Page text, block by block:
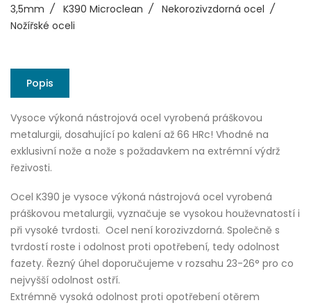
3,5mm / K390 Microclean / Nekorozivzdorná ocel /
Nožířské oceli
Popis
Vysoce výkoná nástrojová ocel vyrobená práškovou
metalurgii, dosahující po kalení až 66 HRc! Vhodné na
exklusivní nože a nože s požadavkem na extrémní výdrž
řezivosti.
Ocel K390 je vysoce výkoná nástrojová ocel vyrobená
práškovou metalurgii, vyznačuje se vysokou houževnatostí i
při vysoké tvrdosti. Ocel není korozivzdorná. Společně s
tvrdostí roste i odolnost proti opotřebení, tedy odolnost
fazety. Řezný úhel doporučujeme v rozsahu 23-26° pro co
nejvyšší odolnost ostří.
Extrémně vysoká odolnost proti opotřebení otěrem